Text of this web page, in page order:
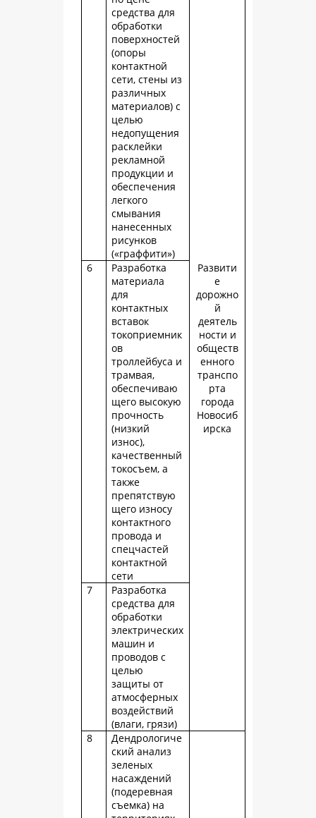
средства для
обработки
поверхностей
(опоры
контактной
сети, стены из
различных
материалов) с
целью
недопущения
расклейки
рекламной
продукции и
обеспечения
легкого
смывания
нанесенных
рисунков
(«граффити»)
Развити
е
дорожно
й
деятель
ности и
обществ
енного
транспо
рта
города
Новосиб
ирска
6
Разработка
материала
для
контактных
вставок
токоприемник
ов
троллейбуса и
трамвая,
обеспечиваю
щего высокую
прочность
(низкий
износ),
качественный
токосъем, а
также
препятствую
щего износу
контактного
провода и
спецчастей
контактной
сети
7
Разработка
средства для
обработки
электрических
машин и
проводов с
целью
защиты от
атмосферных
воздействий
(влаги, грязи)
8
Дендрологиче
ский анализ
зеленых
насаждений
(подеревная
съемка) на